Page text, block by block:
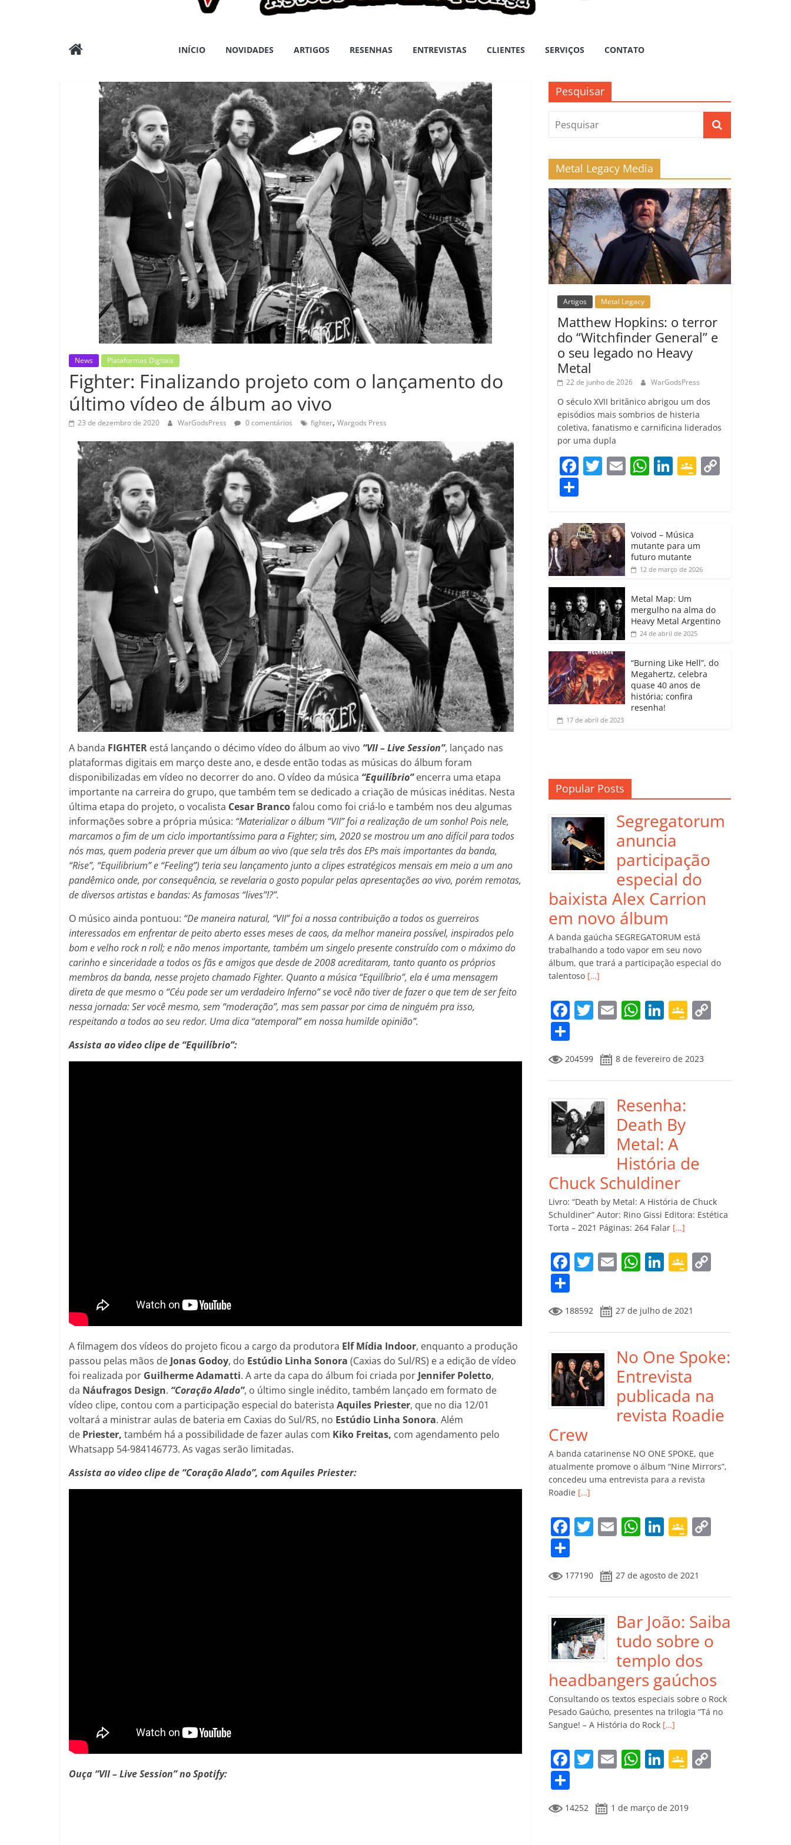
Wargods
Press
Assessoria
Conteúdos
INÍCIO NOVIDADES ARTIGOS RESENHAS ENTREVISTAS CLIENTES SERVIÇOS CONTATO
News Plataformas Digitais
Fighter: Finalizando projeto com o lançamento do
último vídeo de álbum ao vivo
23 de dezembro de 2020 WarGodsPress 0 comentários fighter, Wargods Press
A banda FIGHTER está lançando o décimo vídeo do álbum ao vivo “VII – Live Session”, lançado nas
plataformas digitais em março deste ano, e desde então todas as músicas do álbum foram
disponibilizadas em vídeo no decorrer do ano. O vídeo da música “Equilíbrio” encerra uma etapa
importante na carreira do grupo, que também tem se dedicado a criação de músicas inéditas. Nesta
última etapa do projeto, o vocalista Cesar Brancofalou como foi criá-lo e também nos deu algumas
informações sobre a própria música: “Materializar o álbum “VII” foi a realização de um sonho! Pois nele,
marcamos o fim de um ciclo importantíssimo para a Fighter; sim, 2020 se mostrou um ano difícil para todos
nós mas, quem poderia prever que um álbum ao vivo (que sela três dos EPs mais importantes da banda,
“Rise”, “Equilibrium” e “Feeling”) teria seu lançamento junto a clipes estratégicos mensais em meio a um ano
pandêmico onde, por consequência, se revelaria o gosto popular pelas apresentações ao vivo, porém remotas,
de diversos artistas e bandas: As famosas “lives”!?”.
O músico ainda pontuou: “De maneira natural, “VII” foi a nossa contribuição a todos os guerreiros
interessados em enfrentar de peito aberto esses meses de caos, da melhor maneira possível, inspirados pelo
bom e velho rock n roll; e não menos importante, também um singelo presente construído com o máximo do
carinho e sinceridade a todos os fãs e amigos que desde de 2008 acreditaram, tanto quanto os próprios
membros da banda, nesse projeto chamado Fighter. Quanto a música “Equilíbrio”, ela é uma mensagem
direta de que mesmo o “Céu pode ser um verdadeiro Inferno” se você não tiver de fazer o que tem de ser feito
nessa jornada: Ser você mesmo, sem “moderação”, mas sem passar por cima de ninguém pra isso,
respeitando a todos ao seu redor. Uma dica “atemporal” em nossa humilde opinião”.
Assista ao video clipe de “Equilíbrio”:
A filmagem dos vídeos do projeto ficou a cargo da produtora Elf Mídia Indoor, enquanto a produção
passou pelas mãos de Jonas Godoy, do Estúdio Linha Sonora (Caxias do Sul/RS) e a edição de vídeo
foi realizada por Guilherme Adamatti. A arte da capa do álbum foi criada por Jennifer Poletto,
da Náufragos Design. “Coração Alado”, o último single inédito, também lançado em formato de
vídeo clipe, contou com a participação especial do baterista Aquiles Priester, que no dia 12/01
voltará a ministrar aulas de bateria em Caxias do Sul/RS, no Estúdio Linha Sonora. Além
de Priester, também há a possibilidade de fazer aulas com Kiko Freitas, com agendamento pelo
Whatsapp 54-984146773. As vagas serão limitadas.
Assista ao video clipe de “Coração Alado”, com Aquiles Priester:
Ouça “VII – Live Session” no Spotify:
Pesquisar
Metal Legacy Media
Artigos Metal Legacy
Matthew Hopkins: o terror
do “Witchfinder General” e
o seu legado no Heavy
Metal
22 de junho de 2026 WarGodsPress
O século XVII britânico abrigou um dos
episódios mais sombrios de histeria
coletiva, fanatismo e carnificina liderados
por uma dupla
F
e
b
o
o
k
T
er
E W
A
p
p
Li
dI
n
G
e
a
ro
o
m
m
p
ar
til
h
ar
Voivod – Música
mutante para um
futuro mutante
12 de março de 2026
Metal Map: Um
mergulho na alma do
Heavy Metal Argentino
24 de abril de 2025
“Burning Like Hell”, do
Megahertz, celebra
quase 40 anos de
história; confira
resenha!
17 de abril de 2023
Popular Posts
Segregatorum
anuncia
participação
especial do
baixista Alex Carrion
em novo álbum
A banda gaúcha SEGREGATORUM está
trabalhando a todo vapor em seu novo
álbum, que trará a participação especial do
talentoso […]
F
e
b
o
o
k
T
itt
er
E
l
W
s
A
p
p
Li
e
dI
n
G
gl
e
ro
m
Li
o
m
p
ar
til
h
ar
204599 8 de fevereiro de 2023
Resenha:
Death By
Metal: A
História de
Chuck Schuldiner
Livro: “Death by Metal: A História de Chuck
Schuldiner” Autor: Rino Gissi Editora: Estética
Torta – 2021 Páginas: 264 Falar […]
F
e
b
o
o
k
T
itt
er
E
l
W
s
A
p
p
Li
e
dI
n
G
gl
e
Cl
a
ss
ro
m
Li
n
o
m
p
ar
til
h
ar
188592 27 de julho de 2021
No One Spoke:
Entrevista
publicada na
revista Roadie
Crew
A banda catarinense NO ONE SPOKE, que
atualmente promove o álbum “Nine Mirrors”,
concedeu uma entrevista para a revista
Roadie […]
F
e
b
o
o
k
T
itt
er
E
l
W
s
A
p
p
Li
e
dI
n
G
gl
e
Cl
a
ss
ro
o
m
Li
n
k
o
m
p
ar
til
h
ar
177190 27 de agosto de 2021
Bar João: Saiba
tudo sobre o
templo dos
headbangers gaúchos
Consultando os textos especiais sobre o Rock
Pesado Gaúcho, presentes na trilogia “Tá no
Sangue! – A História do Rock […]
F
e
T
itt
er
E
l
W
s
Li
e
G
gl
o
m
14252 1 de março de 2019